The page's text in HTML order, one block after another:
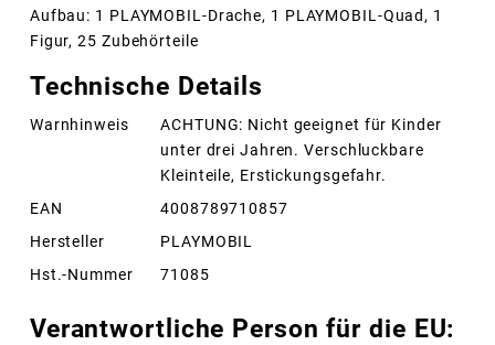
Aufbau: 1 PLAYMOBIL-Drache, 1 PLAYMOBIL-Quad, 1
Figur, 25 Zubehörteile
Technische Details
Warnhinweis
ACHTUNG: Nicht geeignet für Kinder
unter drei Jahren. Verschluckbare
Kleinteile, Erstickungsgefahr.
EAN
4008789710857
Hersteller
PLAYMOBIL
Hst.-Nummer
71085
Verantwortliche Person für die EU: